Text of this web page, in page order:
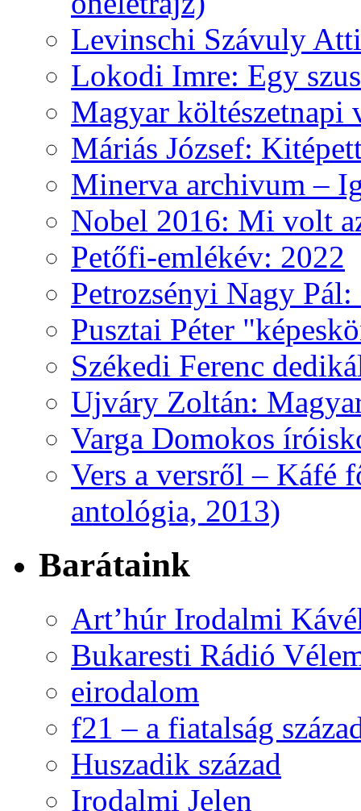
Levinschi Szávuly
Lokodi Imre: Egy
Magyar költészetnapi
Máriás József:
Minerva archivum –
Nobel 2016: Mi volt
Petőfi-emlékév: 2022
Petrozsényi Nagy
Pusztai Péter
Székedi Ferenc
Ujváry Zoltán:
Varga Domokos
Vers a versről – Káfé
antológia, 2013)
Barátaink
Art’húr Irodalmi
Bukaresti Rádió
eirodalom
f21 – a fiatalság
Huszadik század
Irodalmi Jelen